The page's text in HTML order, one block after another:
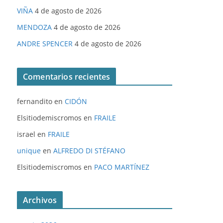
VIÑA 4 de agosto de 2026
MENDOZA 4 de agosto de 2026
ANDRE SPENCER 4 de agosto de 2026
Comentarios recientes
fernandito en CIDÓN
Elsitiodemiscromos en FRAILE
israel en FRAILE
unique en ALFREDO DI STÉFANO
Elsitiodemiscromos en PACO MARTÍNEZ
Archivos